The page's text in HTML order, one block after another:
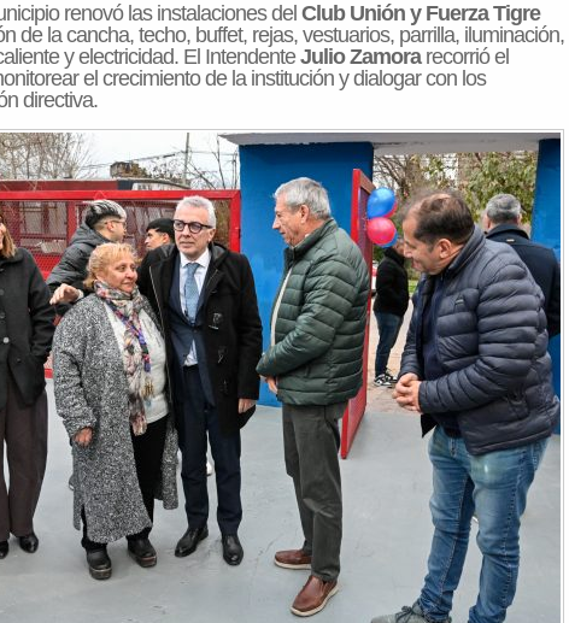
renovó las instalaciones del Club Unión y Fuerza Tigre
de la cancha, techo, buffet, rejas, vestuarios, parrilla, iluminación,
y electricidad. El IntendenteJulio Zamorarecorrió el
el crecimiento de la institución y dialogar con los
directiva.